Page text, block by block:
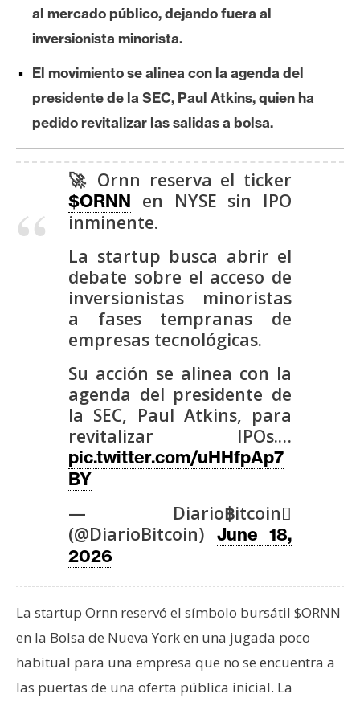
A
n
l
i
i
s
N
m
s
R
e
c
al mercado público, dejando fuera al
inversionista minorista.
El movimiento se alinea con la agenda del
presidente de la SEC, Paul Atkins, quien ha
pedido revitalizar las salidas a bolsa.
🚀 Ornn reserva el ticker
$ORNN en NYSE sin IPO
inminente.
La startup busca abrir el
debate sobre el acceso de
inversionistas minoristas
a fases tempranas de
empresas tecnológicas.
Su acción se alinea con la
agenda del presidente de
la SEC, Paul Atkins, para
revitalizar IPOs.…
pic.twitter.com/uHHfpAp7
BY
— Diario฿itcoin
(@DiarioBitcoin) June 18,
2026
La startup Ornn reservó el símbolo bursátil $ORNN
en la Bolsa de Nueva York en una jugada poco
habitual para una empresa que no se encuentra a
las puertas de una oferta pública inicial. La